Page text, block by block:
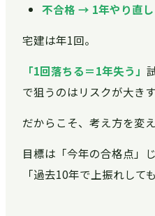
不合格 → 1年やり直し
宅建は年1回。
「1回落ちる＝1年失う」
で狙うのはリスクが大きす
だからこそ、考え方を変
目標は「今年の合格点」じ
「過去10年で上振れして